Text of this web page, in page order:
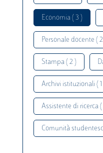
Economia ( 3 )
Personale docente (
Stampa ( 2 )
Archivi istituzionali ( 1
Assistente di ricerca (
Comunità